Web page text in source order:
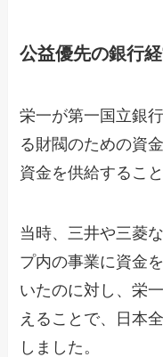
公益優先の銀行
栄一が第一国立銀
る財閥のための資
資金を供給すること
当時、三井や三菱
プ内の事業に資金
いたのに対し、栄
えることで、日本
しました。